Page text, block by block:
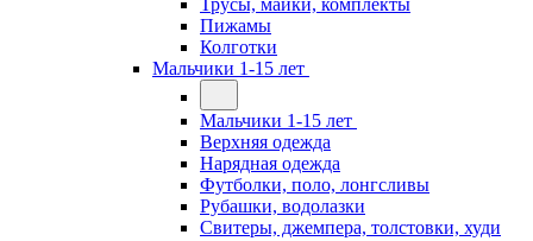
Трусы, майки, комплекты
Пижамы
Колготки
Мальчики 1-15 лет
Мальчики 1-15 лет
Верхняя одежда
Нарядная одежда
Футболки, поло, лонгсливы
Рубашки, водолазки
Свитеры, джемпера, толстовки, худи